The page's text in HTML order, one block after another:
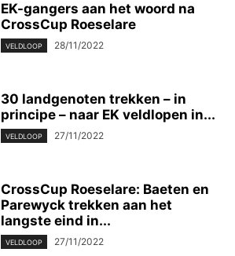
EK-gangers aan het woord na
CrossCup Roeselare
VELDLOOP 28/11/2022
30 landgenoten trekken – in
principe – naar EK veldlopen in...
VELDLOOP 27/11/2022
CrossCup Roeselare: Baeten en
Parewyck trekken aan het
langste eind in...
VELDLOOP 27/11/2022